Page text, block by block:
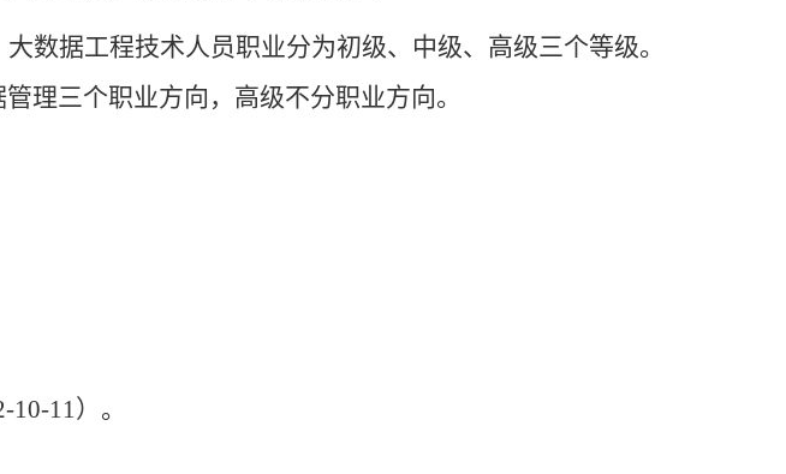
数据工程技术人员职业分为初级、中级、高级三个等级。
理三个职业方向，高级不分职业方向。
10-11）。